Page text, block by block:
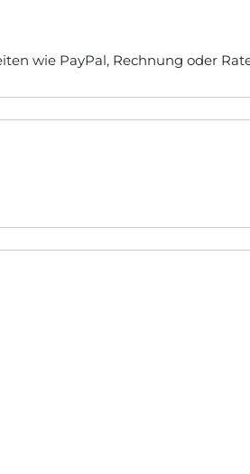
wie PayPal, Rechnung oder